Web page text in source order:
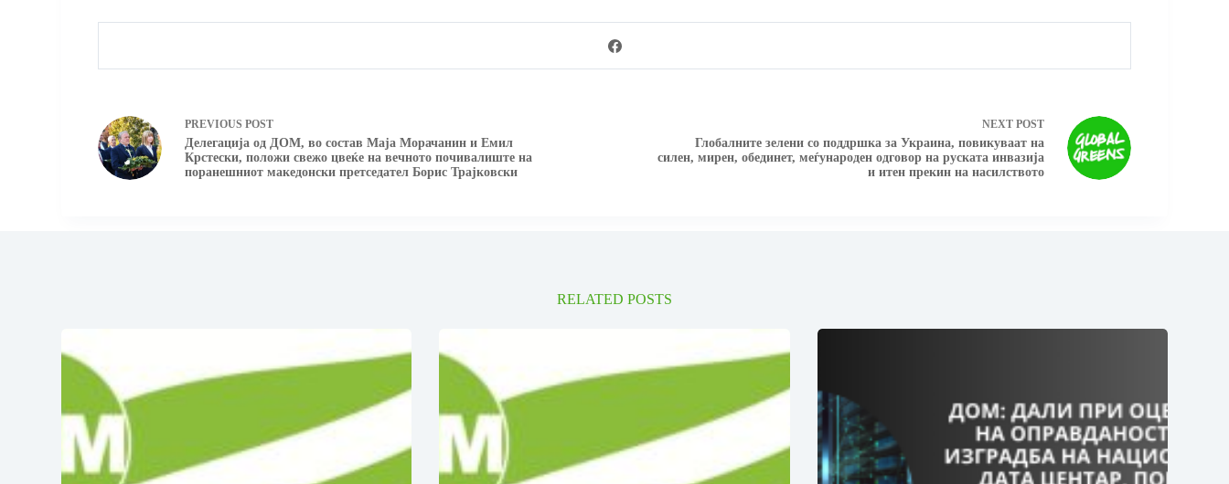
PREVIOUSPOST
Делегација од ДОМ, во состав Маја Морачанин и Емил
Крстески, положи свежо цвеќе на вечното почивалиште на
поранешниот македонски претседател Борис Трајковски
NEXT POST
Глобалните зелени со поддршка за Украина, повикуваат на
силен, мирен, обединет, меѓународен одговор на руската инвазија
и итен прекин на насилството
RELATED POSTS